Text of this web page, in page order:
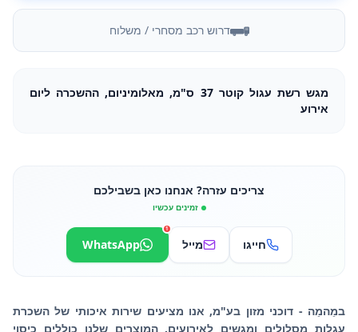
דרוש רכב מסחרי / משלוח
מגש רשת עגול קוטר 37 ס"מ, מאלומיניום, ההשכרה ליום
אירוע
צריכים עזרה? אנחנו כאן בשבילכם
זמינים עכשיו
חייגו מייל WhatsApp
1
במֵהמֵה - דוכני מזון בע"מ, אנו מציעים שירות איכותי של השכרת
עגלות מסלולים ומגשים לאירועים. המוצרים שלנו כוללים כיסוי